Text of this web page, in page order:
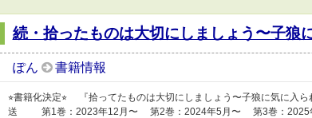
続・拾ったものは大切にしましょう〜子狼
ぽん 書籍情報
⭐︎書籍化決定⭐︎ 『拾ってたものは大切にしましょう〜子狼に気に入
送 第1巻：2023年12月〜 第2巻：2024年5月〜 第3巻：2025